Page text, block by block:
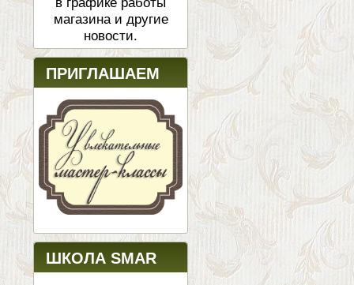
магазина и другие
новости.
ПРИГЛАШАЕМ
ШКОЛА SMAR